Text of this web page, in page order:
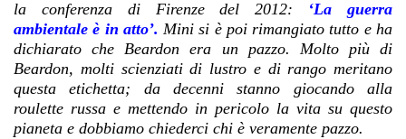
la conferenza di Firenze del 2012: ‘La guerra
ambientale è in atto’. Mini si è poi rimangiato tutto e ha
dichiarato che Beardon era un pazzo. Molto più di
Beardon, molti scienziati di lustro e di rango meritano
questa etichetta; da decenni stanno giocando alla
roulette russa e mettendo in pericolo la vita su questo
pianeta e dobbiamo chiederci chi è veramente pazzo.